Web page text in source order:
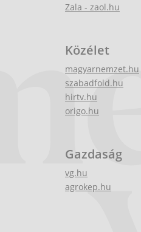
Zala - zaol.hu
Közélet
magyarnemzet.hu
szabadfold.hu
hirtv.hu
origo.hu
Gazdaság
vg.hu
agrokep.hu